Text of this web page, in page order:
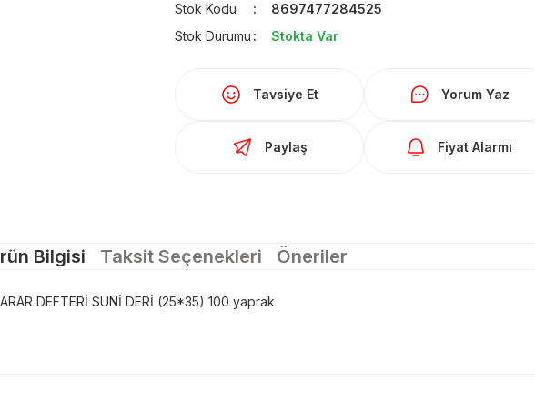
Stok Kodu
8697477284525
Stok Durumu
Stokta Var
Tavsiye Et Yorum Yaz
Paylaş Fiyat Alarmı
Bilgisi Taksit Seçenekleri Öneriler
DEFTERİ SUNİ DERİ (25*35) 100 yaprak